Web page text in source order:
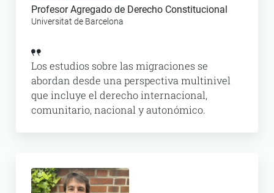
Profesor Agregado de Derecho Constitucional
Universitat de Barcelona
Los estudios sobre las migraciones se
abordan desde una perspectiva multinivel
que incluye el derecho internacional,
comunitario, nacional y autonómico.